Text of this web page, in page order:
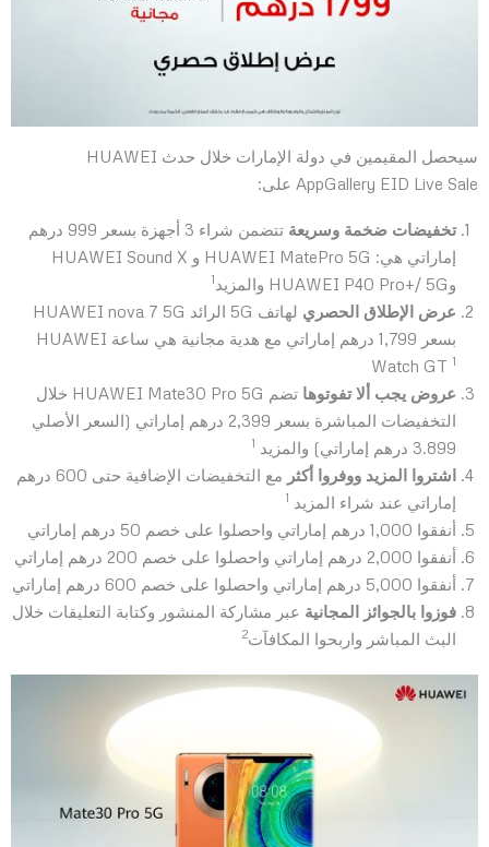
سيحصل المقيمين في دولة الإمارات خلال حدث HUAWEI
AppGallery EID Live Sale على:
تخفيضات ضخمة وسريعة
تتضمن شراء 3 أجهزة بسعر 999 درهم
إماراتي هي: HUAWEI MatePro 5G و HUAWEI Sound X
وHUAWEI P40 Pro+/ 5G
والمزيد 1
عرض الإطلاق الحصري
لهاتف 5G الرائد HUAWEI nova 7 5G
بسعر 1,799 درهم إماراتي مع هدية مجانية هي ساعة HUAWEI
Watch GT 1
عروض يجب ألا تفوتوها تضم
HUAWEI Mate30 Pro 5G خلال
التخفيضات المباشرة بسعر 2,399 درهم إماراتي (السعر الأصلي
3.899 درهم إماراتي) والمزيد
1
اشتروا المزيد ووفروا أكثر
مع التخفيضات الإضافية حتى 600 درهم
إماراتي عند شراء المزيد 1
أنفقوا 1,000 درهم إماراتي واحصلوا على خصم 50 درهم إماراتي
أنفقوا 2,000 درهم إماراتي واحصلوا على خصم 200 درهم إماراتي
أنفقوا 5,000 درهم إماراتي واحصلوا على خصم 600 درهم إماراتي
فوزوا بالجوائز المجانية عبر مشاركة المنشور وكتابة التعليقات خلال
البث المباشر واربحوا المكافآت2